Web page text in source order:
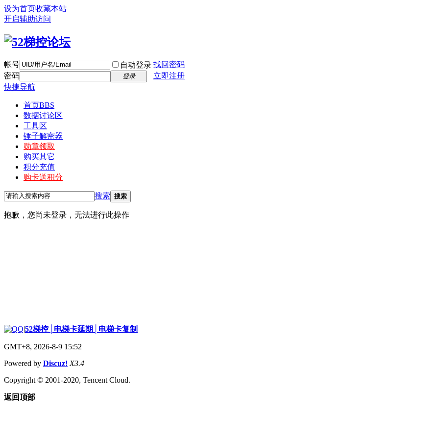
设为首页收藏本站
开启辅助访问
帐号 自动登录 找回密码
密码
登录
立即注册
快捷导航
首页BBS
数据讨论区
工具区
锤子解密器
勋章领取
购买其它
积分充值
购卡送积分
搜索 搜索
抱歉，您尚未登录，无法进行此操作
|52梯控│电梯卡延期│电梯卡复制
GMT+8, 2026-8-9 15:52
Powered by Discuz! X3.4
Copyright © 2001-2020, Tencent Cloud.
返回顶部